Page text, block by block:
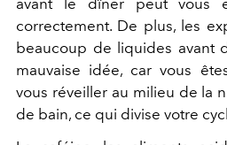
correctement. De plus, les
beaucoup de liquides avant
mauvaise idée, car vous
vous réveiller au milieu de la
de bain, ce qui divise votre